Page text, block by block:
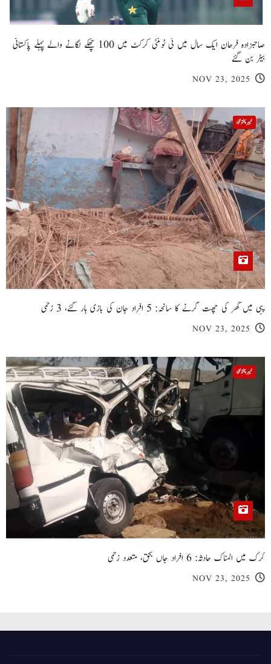
صاحبزادہ فرحان ایک سال میں ٹی ٹوئنٹی کرکٹ میں 100 چھکے لگانے والے پہلے پاکستانی
بیٹر بن گئے
NOV 23, 2025
خیبر پختونخوا
پبی میں گھر کی چھت گرنے کا سانحہ: 5 افراد جان کی بازی ہار گئے، 3 زخمی
NOV 23, 2025
خیبر پختونخوا
کرک میں المناک حادثہ: 6 افراد جاں بحق، متعدد زخمی
NOV 23, 2025